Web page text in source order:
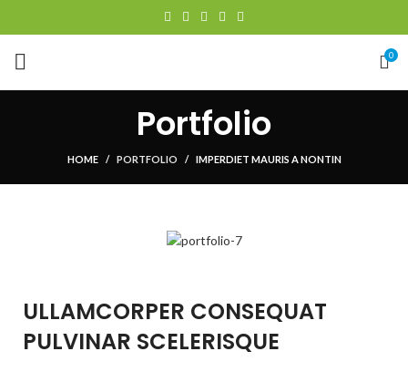
0
Portfolio
HOME PORTFOLIO IMPERDIET MAURIS A NONTIN
ULLAMCORPER CONSEQUAT
PULVINAR SCELERISQUE